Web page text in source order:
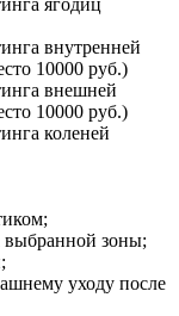
внутренней
10000 руб.)
внешней
10000 руб.)
коленей
зоны;
уходу после